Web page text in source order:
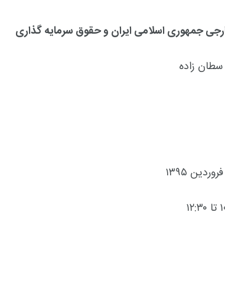
جمهوری اسلامی ایران و حقوق سرمایه گذاری
زاده